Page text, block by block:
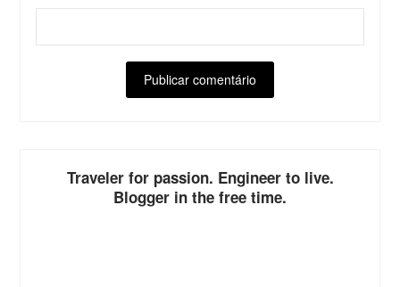
Traveler for passion. Engineer to live.
Blogger in the free time.